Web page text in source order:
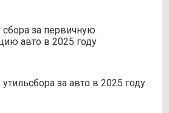
за первичную
авто в 2025 году
за авто в 2025 году